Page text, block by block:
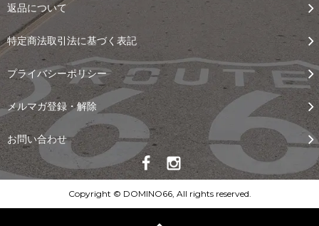
返品について
特定商法取引法に基づく表記
プライバシーポリシー
メルマガ登録・解除
お問い合わせ
Copyright © DOMINO66, All rights reserved.